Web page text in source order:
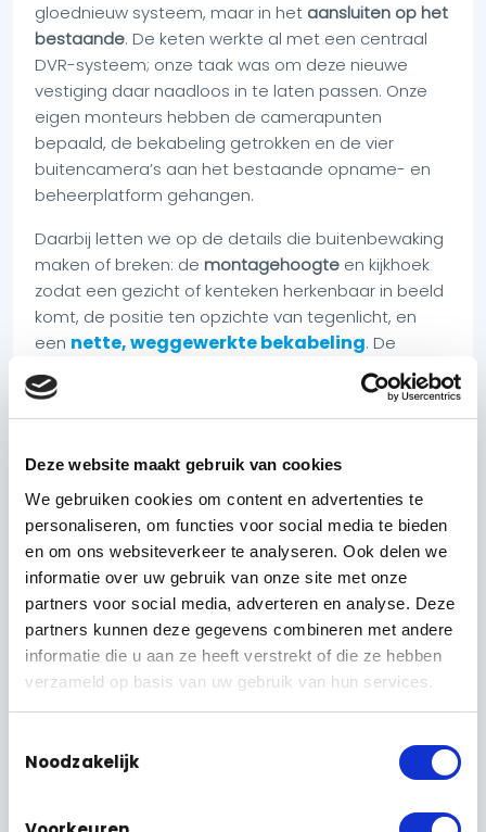
Deze website maakt gebruik van cookies
We gebruiken cookies om content en advertenties te
personaliseren, om functies voor social media te bieden
en om ons websiteverkeer te analyseren. Ook delen we
informatie over uw gebruik van onze site met onze
partners voor social media, adverteren en analyse. Deze
partners kunnen deze gegevens combineren met andere
informatie die u aan ze heeft verstrekt of die ze hebben
verzameld op basis van uw gebruik van hun services.
Noodzakelijk
gloednieuw systeem, maar in het aansluiten op het
bestaande. De keten werkte al met een centraal
DVR-systeem; onze taak was om deze nieuwe
vestiging daar naadloos in te laten passen. Onze
eigen monteurs hebben de camerapunten
bepaald, de bekabeling getrokken en de vier
buitencamera’s aan het bestaande opname- en
beheerplatform gehangen.
Daarbij letten we op de details die buitenbewaking
maken of breken: de montagehoogte en kijkhoek
zodat een gezicht of kenteken herkenbaar in beeld
komt, de positie ten opzichte van tegenlicht, en
een nette, weggewerkte bekabeling. De
verwarmde behuizingen en het nachtzicht deden
de rest: beeld dat blijft werken als het buiten koud
of donker is.
Omdat de keten centraal wil kunnen meekijken,
hebben we de installatie zo opgeleverd dat zowel
de vestiging zelf als het hoofdkantoor toegang
heeft tot het beeld. Zo blijft het overzicht op één
plek, ook met meerdere hotels in verschillende
landen.
Onze vuistregel bij buitenbewaking: een camera is
pas goed geplaatst als het beeld ook om drie uur
’s nachts, in de regen, nog bruikbaar is — niet alleen
op een zonnige opleverdag.